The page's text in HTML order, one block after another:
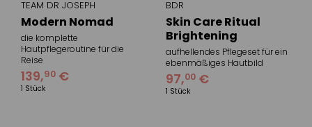
TEAM DR JOSEPH
Modern Nomad
die komplette
Hautpflegeroutine für die
Reise
139,90 €
1 Stück
BDR
Skin Care Ritual
Brightening
aufhellendes Pflegeset für ein
ebenmäßiges Hautbild
97,00 €
1 Stück